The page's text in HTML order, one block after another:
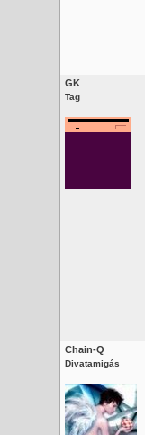
GK
Tag
Chain-Q
Divatamigás